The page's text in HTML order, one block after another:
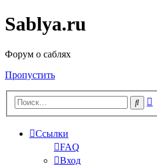
Sablya.ru
Форум о саблях
Пропустить
Поиск
Ссылки
FAQ
Вход